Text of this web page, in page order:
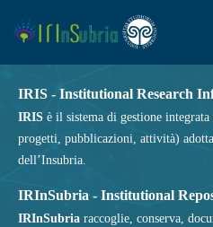
IRIS - Institutional Research
IRIS è il sistema di gestione
progetti, pubblicazioni, attività)
dell’Insubria.
IRInSubria - Institutional
IRInSubria raccoglie, conserva,